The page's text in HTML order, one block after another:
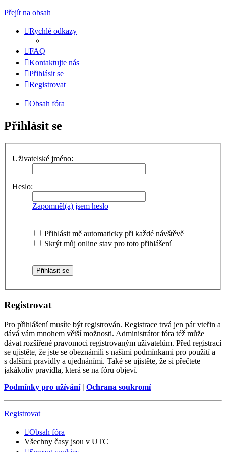
Přejít na obsah
Rychlé odkazy
FAQ
Kontaktujte nás
Přihlásit se
Registrovat
Obsah fóra
Přihlásit se
Uživatelské jméno:
Heslo:
Zapomněl(a) jsem heslo
Přihlásit mě automaticky při každé návštěvě
Skrýt můj online stav pro toto přihlášení
Registrovat
Pro přihlášení musíte být registrován. Registrace trvá jen pár vteřin a
dává vám mnohem větší možnosti. Administrátor fóra též může
dávat rozšířené pravomoci registrovaným uživatelům. Před registrací
se ujistěte, že jste se obeznámili s našimi podmínkami pro použití a
s dalšími pravidly a ujednáními. Také se ujistěte, že si přečtete
jakákoliv pravidla, která se na fóru objeví.
Podmínky pro užívání| Ochrana soukromí
Registrovat
Obsah fóra
Všechny časy jsou v UTC